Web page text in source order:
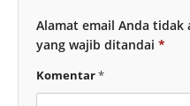
Alamat email Anda tidak
yang wajib ditandai *
Komentar*